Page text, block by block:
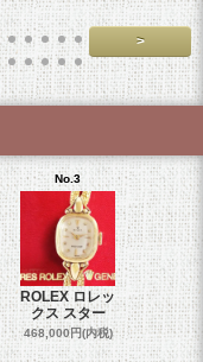
>
No.3
ROLEX ロレッ
クス スター
468,000円(内税)
No.4
ROLEX
クス
458,000円